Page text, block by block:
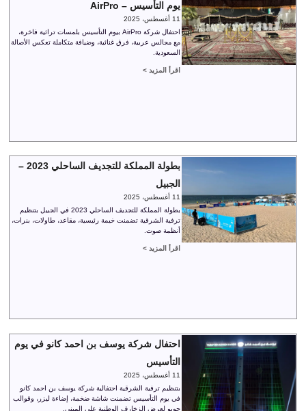
يوم التأسيس – AirPro
11 أغسطس، 2025
احتفال شركة AirPro بيوم التأسيس بلمسات تراثية فاخرة،
مع مجالس عربية، فرق غنائية، وضيافة متكاملة تعكس الأصالة
السعودية.
اقرأ المزيد >
بطولة المملكة للتجديف الساحلي 2023 –
الجبيل
11 أغسطس، 2025
بطولة المملكة للتجديف الساحلي 2023 في الجبيل بتنظيم
ترفية الشرقية تضمنت خيمة رئيسية، مقاعد، طاولات، بنرات،
أنظمة صوت.
اقرأ المزيد >
احتفال شركة يوسف بن احمد كانو في يوم
التأسيس
11 أغسطس، 2025
بتنظيم ترفية الشرقية احتفالية شركة يوسف بن احمد كانو
في يوم التأسيس تضمنت شاشة ضخمة، إضاءة ليزر، وقوالب
جوبو لعرض الزخارف الوطنية على المبنى.